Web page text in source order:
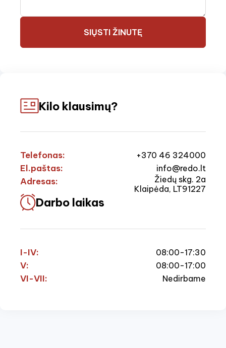
SIŲSTI ŽINUTĘ
Kilo klausimų?
Telefonas: +370 46 324000
El.paštas: info@redo.lt
Adresas:
Žiedų skg. 2a
Klaipėda, LT91227
Darbo laikas
I-IV: 08:00-17:30
V: 08:00-17:00
VI-VII: Nedirbame